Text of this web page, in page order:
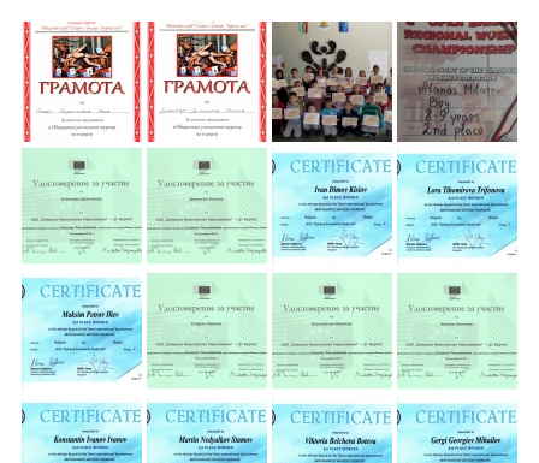
under the Erasmus+ Programme in
Malaga, Spain
School,
Burgas
Средно
училище
"Епископ
Константин
Преславски"
–
Бургас